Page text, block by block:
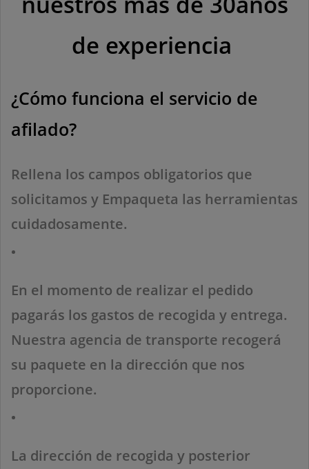
de experiencia
¿Cómo funciona el servicio de
afilado?
Rellena los campos obligatorios que
solicitamos y Empaqueta las herramientas
cuidadosamente.
En el momento de realizar el pedido
pagarás los gastos de recogida y entrega.
Nuestra agencia de transporte recogerá
su paquete en la dirección que nos
proporcione.
La dirección de recogida y posterior
MI LISTA DE DESEOS
((LABEL))
INICIAR SESIÓN
Debe iniciar sesión para guardar productos en su lista